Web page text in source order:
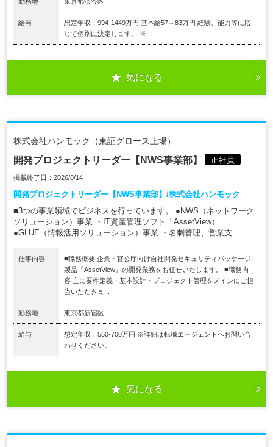
勤務地 東京都渋谷区
給与
想定年収：994-1449万円 基本給57～83万円 経験、能力等に応
じて個別に決定します。 ※...
気になる
株式会社ハンモック（東証グロース上場）
開発プロジェクトリーダー【NWS事業部】 正社員
掲載終了日：2026/8/14
開発プロジェクトリーダー【NWS事業部】/株式会社ハンモック
■3つの事業領域でビジネスを行っています。 ●NWS（ネットワーク
ソリューション）事業 ・IT資産管理ソフト「AssetView）
●GLUE（情報活用ソリューション）事業 ・名刺管理、営業支...
仕事内容
■職務概要 企業・官公庁向け自社開発セキュリティパッケージ
製品『AssetView』の開発業務をお任せいたします。 ■職務内
容 主に要件定義・基本設計・プロジェクト管理をメインにご担
当いただきま...
勤務地 東京都新宿区
給与
想定年収：550-700万円 ※詳細は転職エージェントへお問い合
わせください。
気になる